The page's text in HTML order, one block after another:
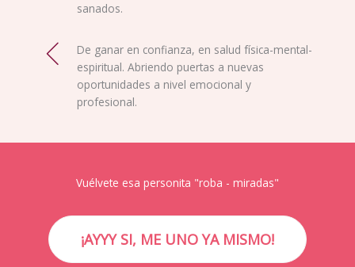
sanados.
De ganar en confianza, en salud física-mental-
espiritual. Abriendo puertas a nuevas
oportunidades a nivel emocional y
profesional.
Vuélvete esa personita "roba - miradas"
¡AYYY SI, ME UNO YA MISMO!